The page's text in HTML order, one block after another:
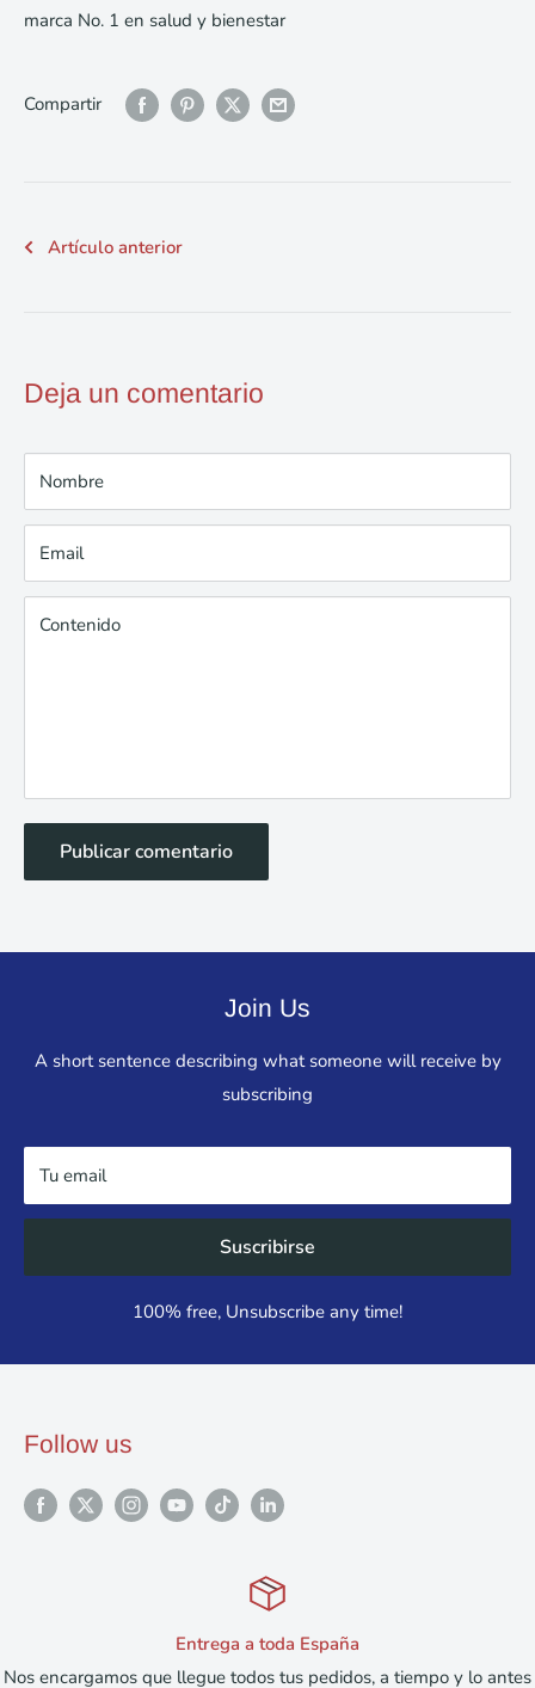
marca No. 1 en salud y bienestar
Compartir
Artículo anterior
Deja un comentario
Nombre
Email
Contenido
Publicar comentario
Join Us
A short sentence describing what someone will receive by
subscribing
Tu email
Suscribirse
100% free, Unsubscribe any time!
Follow us
pedidos, a tiempo y lo antes
Devoluciones y